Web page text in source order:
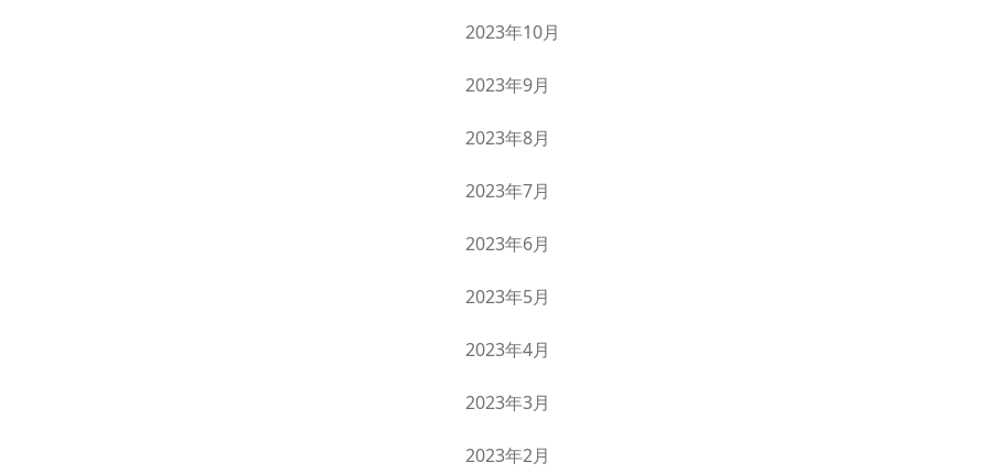
2023年10月
2023年9月
2023年8月
2023年7月
2023年6月
2023年5月
2023年4月
2023年3月
2023年2月